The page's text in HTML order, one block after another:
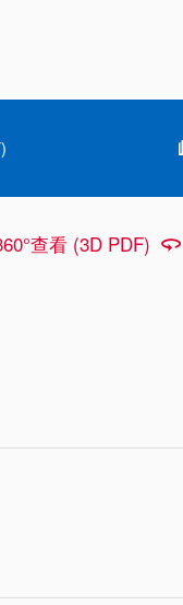
查看 (3D PDF)